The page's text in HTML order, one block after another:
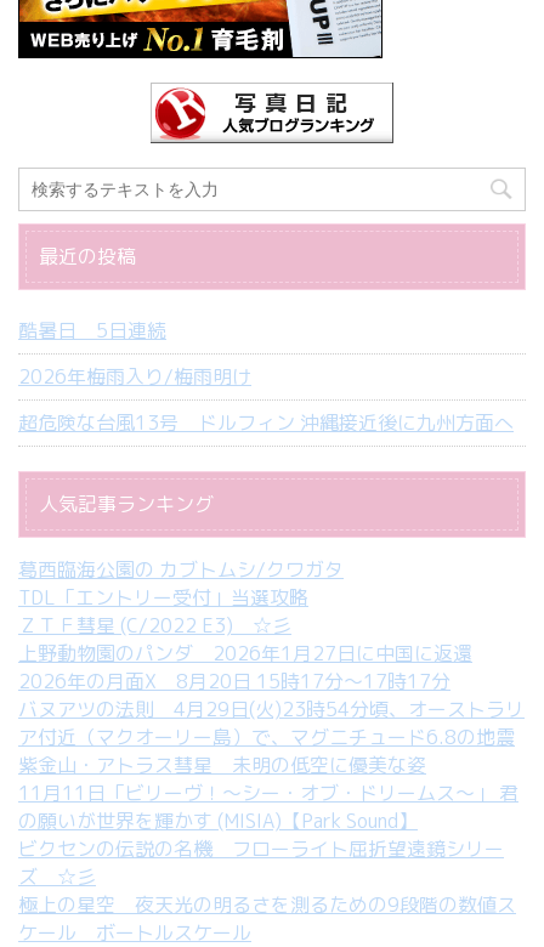
最近の投稿
酷暑日 5日連続
2026年梅雨入り/梅雨明け
超危険な台風13号 ドルフィン 沖縄接近後に九州方面へ
人気記事ランキング
葛西臨海公園の カブトムシ/クワガタ
TDL「エントリー受付」当選攻略
ＺＴＦ彗星 (C/2022 E3) ☆彡
上野動物園のパンダ 2026年1月27日に中国に返還
2026年の月面X 8月20日 15時17分～17時17分
バヌアツの法則 4月29日(火)23時54分頃、オーストラリ
ア付近（マクオーリー島）で、マグニチュード6.8の地震
紫金山・アトラス彗星 未明の低空に優美な姿
11月11日「ビリーヴ！～シー・オブ・ドリームス～」 君
の願いが世界を輝かす (MISIA)【Park Sound】
ビクセンの伝説の名機 フローライト屈折望遠鏡シリー
ズ ☆彡
極上の星空 夜天光の明るさを測るための9段階の数値ス
ケール ボートルスケール